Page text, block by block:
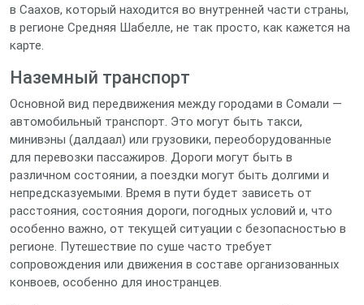
в Саахов, который находится во внутренней части страны,
в регионе Средняя Шабелле, не так просто, как кажется на
карте.
Наземный транспорт
Основной вид передвижения между городами в Сомали —
автомобильный транспорт. Это могут быть такси,
минивэны (далдаал) или грузовики, переоборудованные
для перевозки пассажиров. Дороги могут быть в
различном состоянии, а поездки могут быть долгими и
непредсказуемыми. Время в пути будет зависеть от
расстояния, состояния дороги, погодных условий и, что
особенно важно, от текущей ситуации с безопасностью в
регионе. Путешествие по суше часто требует
сопровождения или движения в составе организованных
конвоев, особенно для иностранцев.